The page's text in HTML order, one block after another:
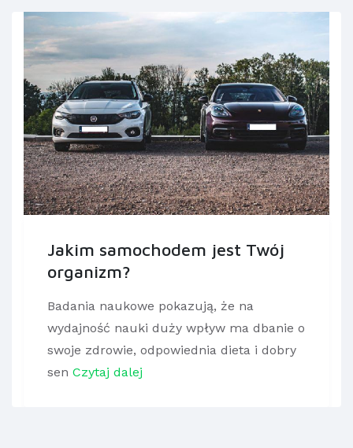
Jakim samochodem jest Twój
organizm?
Badania naukowe pokazują, że na
wydajność nauki duży wpływ ma dbanie o
swoje zdrowie, odpowiednia dieta i dobry
sen Czytaj dalej